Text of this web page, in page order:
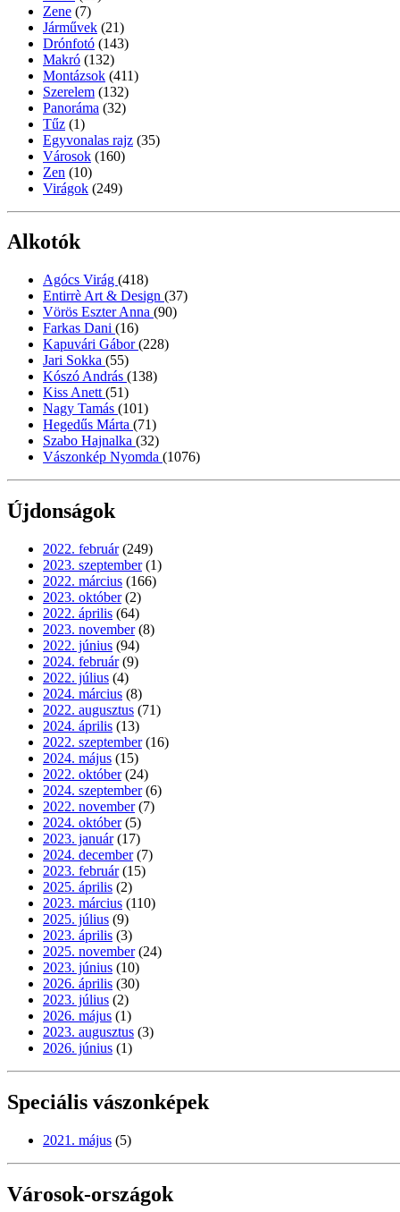
Zene (7)
Járművek (21)
Drónfotó (143)
Makró (132)
Montázsok (411)
Szerelem (132)
Panoráma (32)
Tűz (1)
Egyvonalas rajz (35)
Városok (160)
Zen (10)
Virágok (249)
Alkotók
Agócs Virág (418)
Entirrè Art & Design (37)
Vörös Eszter Anna (90)
Farkas Dani (16)
Kapuvári Gábor(228)
Jari Sokka (55)
Kószó András (138)
Kiss Anett (51)
Nagy Tamás (101)
Hegedűs Márta (71)
Szabo Hajnalka (32)
Vászonkép Nyomda (1076)
Újdonságok
2022. február (249)
2023. szeptember (1)
2022. március (166)
2023. október (2)
2022. április (64)
2023. november (8)
2022. június (94)
2024. február (9)
2022. július (4)
2024. március (8)
2022. augusztus (71)
2024. április (13)
2022. szeptember (16)
2024. május (15)
2022. október (24)
2024. szeptember (6)
2022. november (7)
2024. október (5)
2023. január (17)
2024. december (7)
2023. február (15)
2025. április (2)
2023. március (110)
2025. július (9)
2023. április (3)
2025. november (24)
2023. június (10)
2026. április (30)
2023. július (2)
2026. május (1)
2023. augusztus (3)
2026. június (1)
Speciális vászonképek
2021. május (5)
Városok-országok